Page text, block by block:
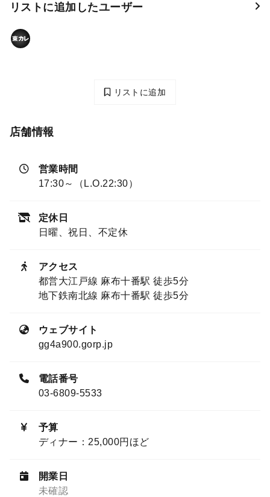
リストに追加したユーザー
リストに追加
店舗情報
営業時間
17:30～（L.O.22:30）
定休日
日曜、祝日、不定休
アクセス
都営大江戸線 麻布十番駅 徒歩5分
地下鉄南北線 麻布十番駅 徒歩5分
ウェブサイト
gg4a900.gorp.jp
電話番号
03-6809-5533
予算
ディナー：25,000円ほど
開業日
未確認